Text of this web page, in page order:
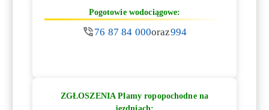
Pogotowie wodociągowe:
76 87 84 000oraz994
ZGŁOSZENIA Plamy ropopochodne na